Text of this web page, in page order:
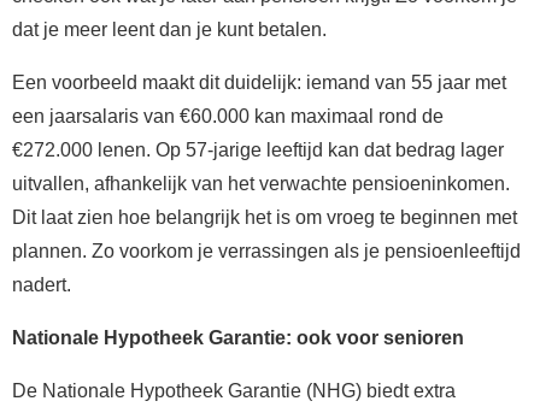
dat je meer leent dan je kunt betalen.
Een voorbeeld maakt dit duidelijk: iemand van 55 jaar met
een jaarsalaris van €60.000 kan maximaal rond de
€272.000 lenen. Op 57-jarige leeftijd kan dat bedrag lager
uitvallen, afhankelijk van het verwachte pensioeninkomen.
Dit laat zien hoe belangrijk het is om vroeg te beginnen met
plannen. Zo voorkom je verrassingen als je pensioenleeftijd
nadert.
Nationale Hypotheek Garantie: ook voor senioren
De Nationale Hypotheek Garantie (NHG) biedt extra